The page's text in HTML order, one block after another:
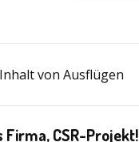
von Ausflügen
Firma, CSR-Projekt!